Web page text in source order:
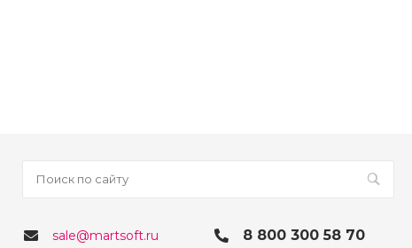
sale@martsoft.ru 8 800 300 58 70